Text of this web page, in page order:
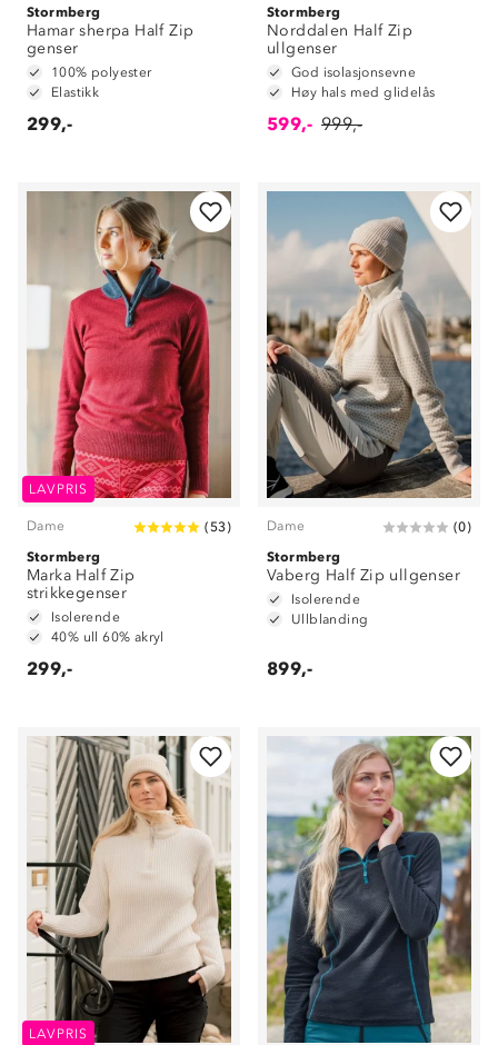
Stormberg
Hamar sherpa Half Zip
genser
100% polyester
Elastikk
299,-
Stormberg
Norddalen Half Zip
ullgenser
God isolasjonsevne
Høy hals med glidelås
599,- 999,-
LAVPRIS
Dame (53)
Stormberg
Marka Half Zip
strikkegenser
Isolerende
40% ull 60% akryl
299,-
Dame (0)
Stormberg
Vaberg Half Zip ullgenser
Isolerende
Ullblanding
899,-
LAVPRIS